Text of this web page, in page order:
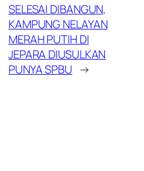
SELESAI DIBANGUN,
KAMPUNG NELAYAN
MERAH PUTIH DI
JEPARA DIUSULKAN
PUNYA SPBU →